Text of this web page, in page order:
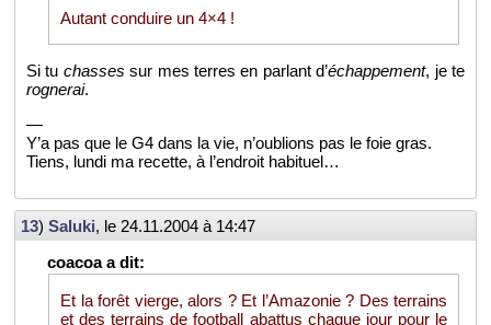
Au­tant conduire un 4×4 !
Si tu chasses sur mes terres en par­lant d’échap­pe­ment, je te
ro­gne­rai.
—
Y’a pas que le G4 dans la vie, n’ou­blions pas le foie gras.
Tiens, lundi ma re­cette, à l’en­droit ha­bi­tuel…
13) Sa­luki, le 24.11.2004 à 14:47
Et la forêt vierge, alors ? Et l’Ama­zo­nie ? Des ter­rains
et des ter­rains de foot­ball abat­tus chaque jour pour le